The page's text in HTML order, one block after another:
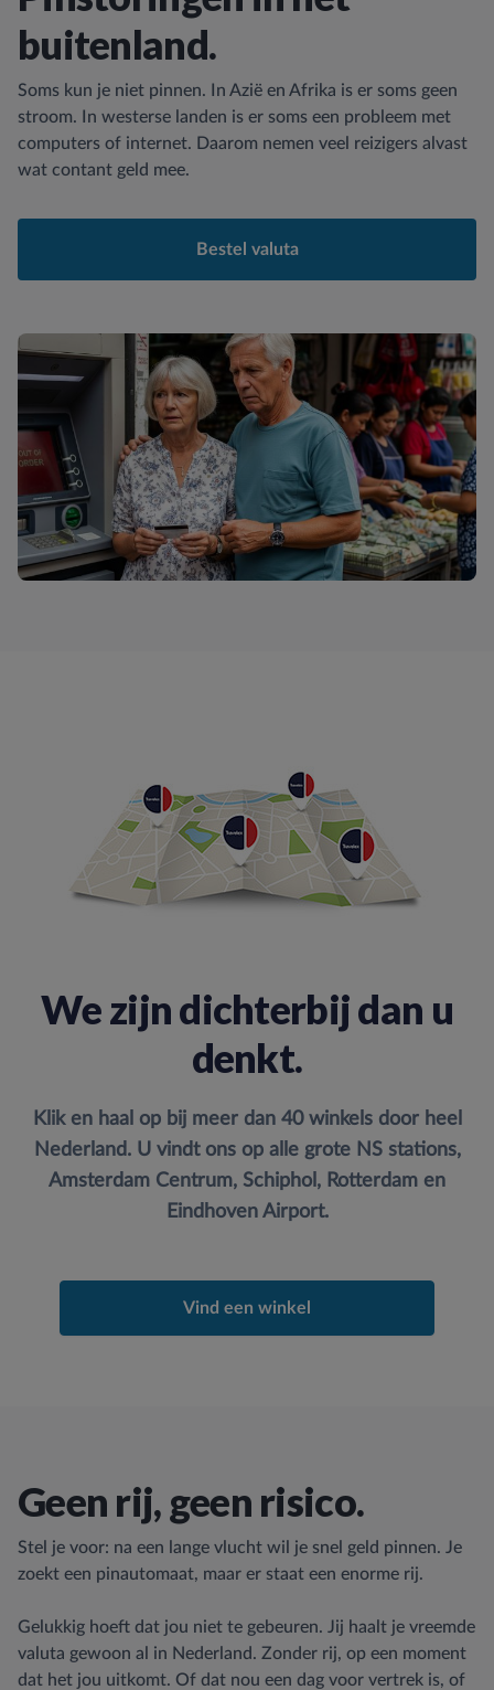
buitenland.
Soms kun je niet pinnen. In Azië en Afrika is er soms geen
stroom. In westerse landen is er soms een probleem met
computers of internet. Daarom nemen veel reizigers alvast
wat contant geld mee.
Bestel valuta
We zijn dichterbij dan u
denkt.
Klik en haal op bij meer dan 40 winkels door heel
Nederland. U vindt ons op alle grote NS stations,
Amsterdam Centrum, Schiphol, Rotterdam en
Eindhoven Airport.
Vind een winkel
Geen rij, geen risico.
Stel je voor: na een lange vlucht wil je snel geld pinnen. Je
zoekt een pinautomaat, maar er staat een enorme rij.
Gelukkig hoeft dat jou niet te gebeuren. Jij haalt je vreemde
valuta gewoon al in Nederland. Zonder rij, op een moment
dat het jou uitkomt. Of dat nou een dag voor vertrek is, of